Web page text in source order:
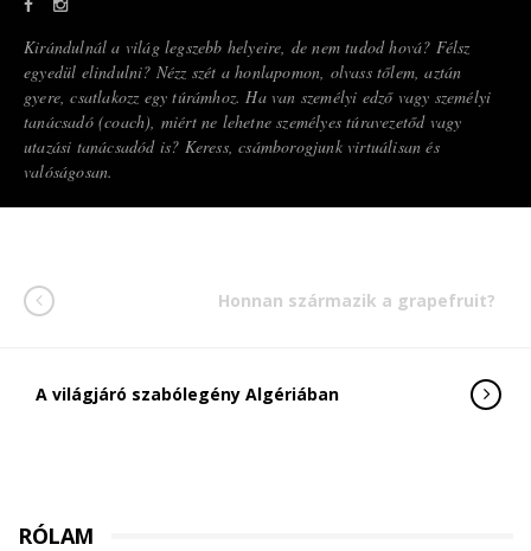
Kirándulnál a világ legszebb helyeire, de nem tudod hová? Félsz
egyedül elindulni? Nézz szét a honlapomon, olvass tőlem, aztán
gyere, csatlakozz egy túrámhoz. Ha van személyi edző vagy személyi
tanácsadó (coach), miért ne lehetne személyes túravezetőd vagy
utazási tanácsadód is? Keress, csámborogjunk virtuálisan és
valóságosan.
Honnan származik a grapefruit?
A világjáró szabólegény Algériában
RÓLAM